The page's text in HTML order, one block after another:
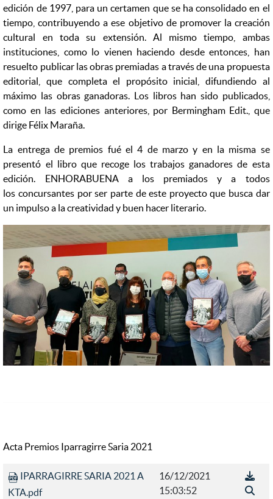
edición de 1997, para un certamen que se ha consolidado en el
tiempo, contribuyendo a ese objetivo de promover la creación
cultural en toda su extensión. Al mismo tiempo, ambas
instituciones, como lo vienen haciendo desde entonces, han
resuelto publicar las obras premiadas a través de una propuesta
editorial, que completa el propósito inicial, difundiendo al
máximo las obras ganadoras. Los libros han sido publicados,
como en las ediciones anteriores, por Bermingham Edit., que
dirige Félix Maraña.
La entrega de premios fué el 4 de marzo y en la misma se
presentó el libro que recoge los trabajos ganadores de esta
edición. ENHORABUENA a los premiados y a todos
los concursantes por ser parte de este proyecto que busca dar
un impulso a la creatividad y buen hacer literario.
Acta Premios Iparragirre Saria 2021
IPARRAGIRRE SARIA 2021 A
KTA.pdf
16/12/2021
15:03:52